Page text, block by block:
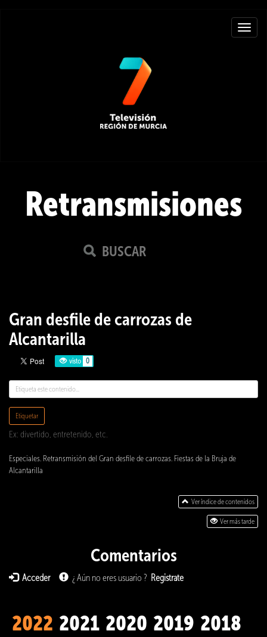
Toggle
Retransmisiones
Gran desfile de carrozas de
Alcantarilla
visto 0
Etiquetar
Ex: divertido, entretenido, etc.
Especiales. Retransmisión del Gran desfile de carrozas. Fiestas de la Bruja de
Alcantarilla
Ver índice de contenidos
Ver más tarde
Comentarios
Acceder ¿ Aún no eres usuario ? Registrate
2022 2021 2020 2019 2018